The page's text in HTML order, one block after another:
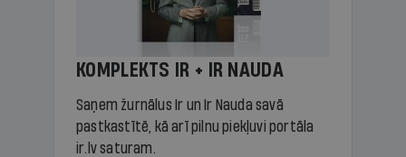
KOMPLEKTS IR + IR NAUDA
Saņem žurnālus Ir un Ir Nauda savā
pastkastītē, kā arī pilnu piekļuvi portāla
ir.lv saturam.